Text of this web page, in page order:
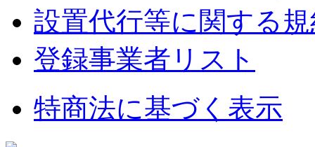
設置代行等に関する
登録事業者リスト
特商法に基づく表示